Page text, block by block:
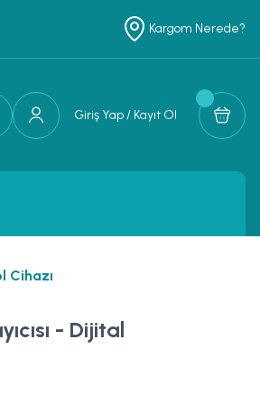
Kargom Nerede?
Giriş Yap / Kayıt Ol
Cihazı
- Dijital